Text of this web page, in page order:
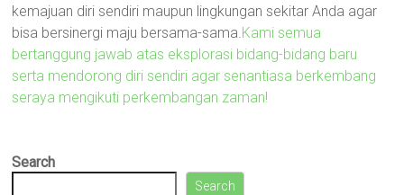
kemajuan diri sendiri maupun lingkungan sekitar Anda agar
bisa bersinergi maju bersama-sama.Kami semua
bertanggung jawab atas eksplorasi bidang-bidang baru
serta mendorong diri sendiri agar senantiasa berkembang
seraya mengikuti perkembangan zaman!
Search
Search